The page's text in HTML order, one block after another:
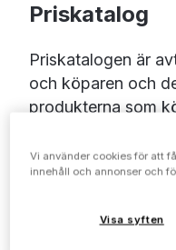
Priskatalog
Priskatalogen är
och köparen och
produkterna som
exempelvis
Priskatalogen
kanske 100-tals
Vi använder cookies för att
innehåll och annonser och
Visa syften